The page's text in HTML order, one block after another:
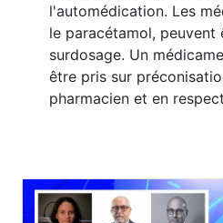
l'automédication. Les
le paracétamol, peuvent
surdosage. Un
être pris sur
pharmacien et en